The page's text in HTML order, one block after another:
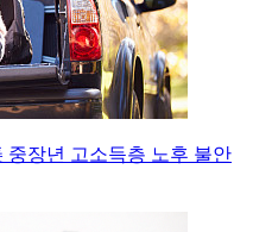
중장년 고소득층 노후 불안